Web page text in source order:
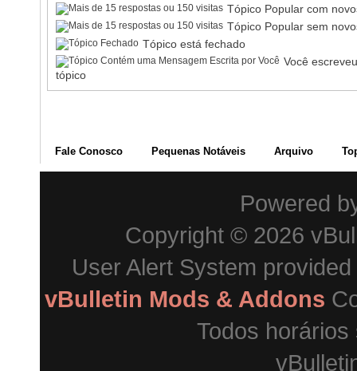
Tópico Popular com
Tópico Popular sem
Tópico está fechado
Você
tópico
Fale Conosco Pequenas Notáveis Arquivo
Powered
Copyright © 2026
User Alert System
vBulletin Mods & Addons
Todos